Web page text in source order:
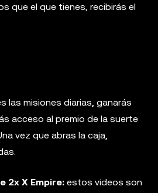
que el que tienes, recibirás el
las misiones diarias, ganarás
acceso al premio de la suerte
vez que abras la caja,
2x X Empire: estos videos son